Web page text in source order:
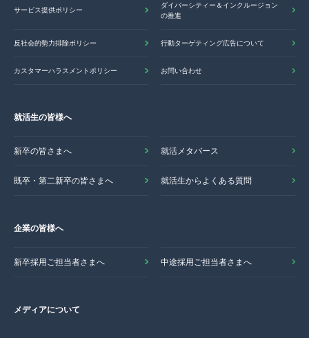
サービス提供ポリシー
ダイバーシティー＆インクルージョン
の推進
反社会的勢力排除ポリシー 行動ターゲティング広告について
カスタマーハラスメントポリシー お問い合わせ
就活生の皆様へ
新卒の皆さまへ 就活メタバース
既卒・第二新卒の皆さまへ 就活生からよくある質問
企業の皆様へ
新卒採用ご担当者さまへ 中途採用ご担当者さまへ
メディアについて